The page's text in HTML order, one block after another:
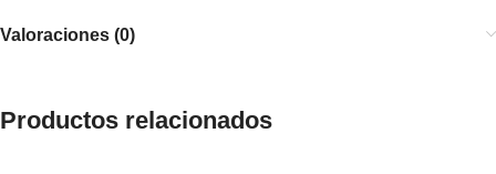
Valoraciones (0)
Productos relacionados